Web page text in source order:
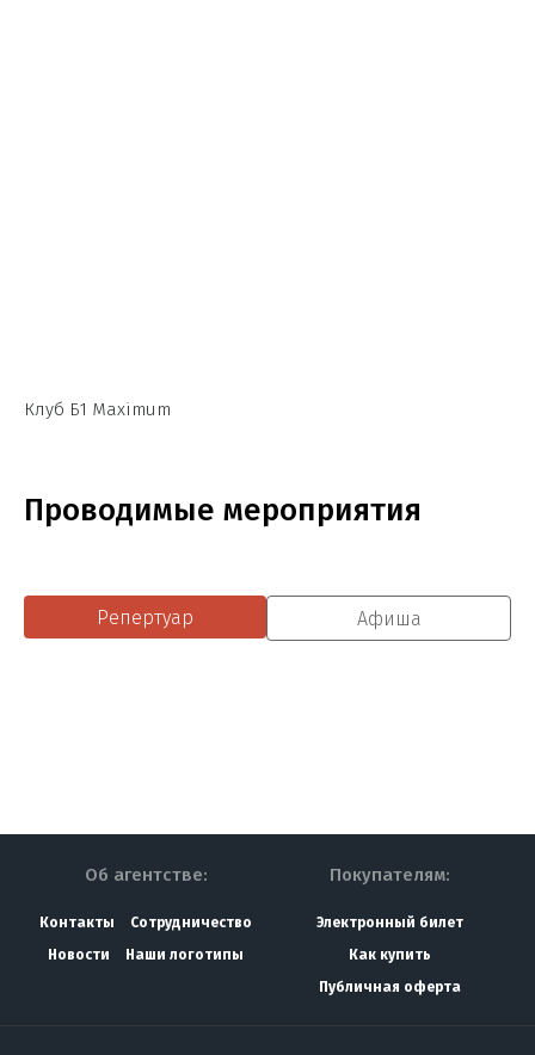
Клуб Б1 Maximum
Проводимые мероприятия
Репертуар Афиша
Об агентстве:
Контакты
Сотрудничество
Новости
Наши логотипы
Покупателям:
Электронный билет
Как купить
Публичная оферта